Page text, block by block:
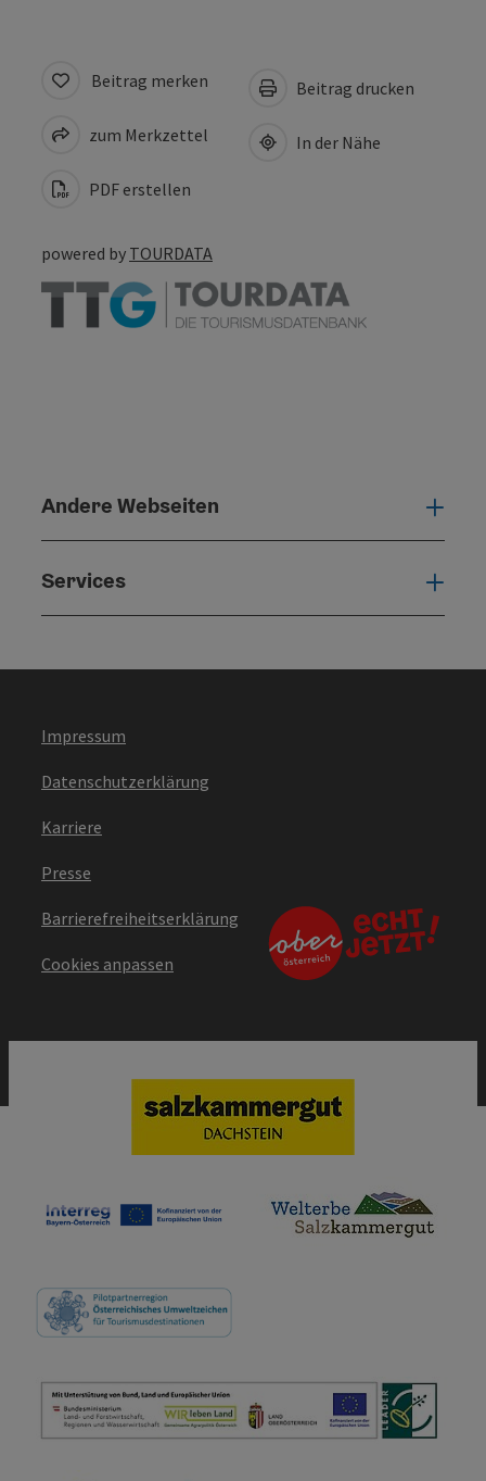
Beitrag merken
zum Merkzettel
PDF erstellen
Beitrag drucken
In der Nähe
powered by TOURDATA
Andere Webseiten
Services
Impressum
Datenschutzerklärung
Karriere
Presse
Barrierefreiheitserklärung
Cookies anpassen